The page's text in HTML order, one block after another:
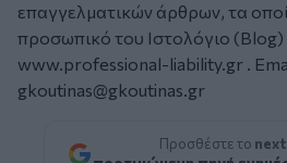
επαγγελματικών άρθρων, τα
προσωπικό του Ιστολόγιο (Blog)
www.professional-liability.gr .
gkoutinas@gkoutinas.gr
Προσθέστε το